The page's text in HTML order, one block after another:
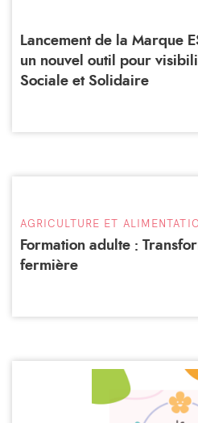
Lancement de la Marque
un nouvel outil pour
Sociale et Solidaire
AGRICULTURE ET
Formation adulte :
fermière